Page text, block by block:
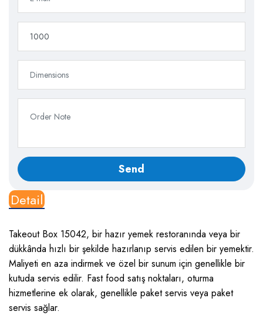
Detail
Takeout Box 15042, bir hazır yemek restoranında veya bir
dükkânda hızlı bir şekilde hazırlanıp servis edilen bir yemektir.
Maliyeti en aza indirmek ve özel bir sunum için genellikle bir
kutuda servis edilir. Fast food satış noktaları, oturma
hizmetlerine ek olarak, genellikle paket servis veya paket
servis sağlar.